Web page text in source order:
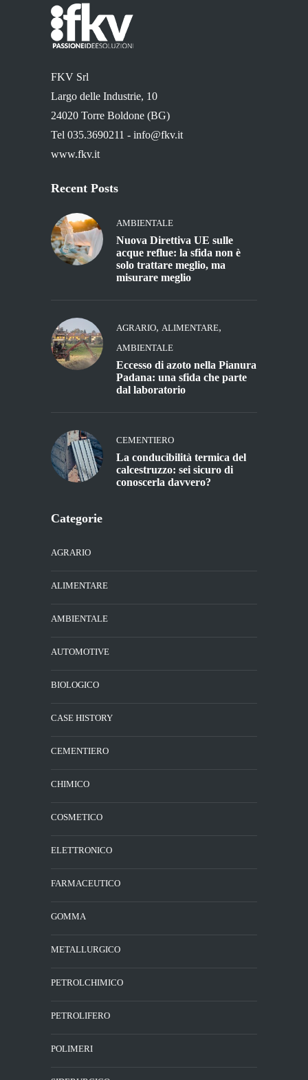
FKV Srl
Largo delle Industrie, 10
24020 Torre Boldone (BG)
Tel 035.3690211 - info@fkv.it
www.fkv.it
Recent Posts
AMBIENTALE
Nuova Direttiva UE sulle
acque reflue: la sfida non è
solo trattare meglio, ma
misurare meglio
AGRARIO, ALIMENTARE,
AMBIENTALE
Eccesso di azoto nella Pianura
Padana: una sfida che parte
dal laboratorio
CEMENTIERO
La conducibilità termica del
calcestruzzo: sei sicuro di
conoscerla davvero?
Categorie
AGRARIO
ALIMENTARE
AMBIENTALE
AUTOMOTIVE
BIOLOGICO
CASE HISTORY
CEMENTIERO
CHIMICO
COSMETICO
ELETTRONICO
FARMACEUTICO
GOMMA
METALLURGICO
PETROLCHIMICO
PETROLIFERO
POLIMERI